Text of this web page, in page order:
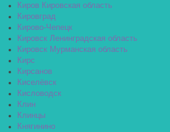
Киров Кировская область
Кировград
Кирово-Чепецк
Кировск Ленинградская область
Кировск Мурманская область
Кирс
Кирсанов
Киселёвск
Кисловодск
Клин
Клинцы
Княгинино